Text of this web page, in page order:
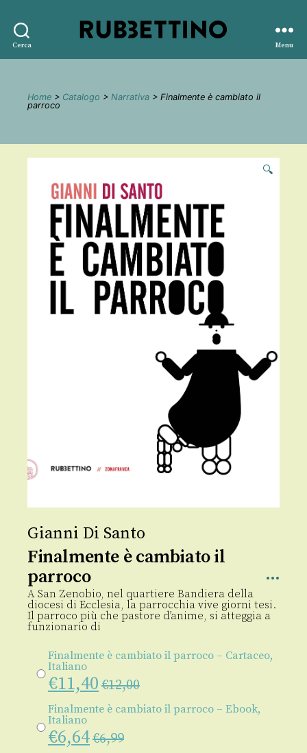
Cerca
editore
Menu
Home > Catalogo > Narrativa > Finalmente è cambiato il
parroco
🔍
Gianni Di Santo
Finalmente è cambiato il
parroco
A San Zenobio, nel quartiere Bandiera della
diocesi di Ecclesia, la parrocchia vive giorni tesi.
Il parroco più che pastore d’anime, si atteggia a
funzionario di
Finalmente è cambiato il parroco – Cartaceo,
Italiano
€11,40 €12,00
Finalmente è cambiato il parroco – Ebook,
Italiano
€6,64€6,99